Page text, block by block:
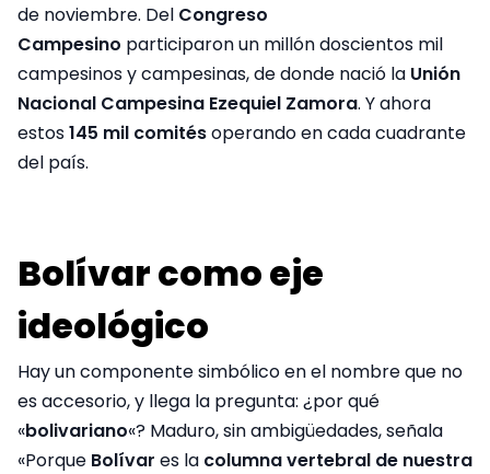
de noviembre. Del Congreso
Campesino participaron un millón doscientos mil
campesinos y campesinas, de donde nació la Unión
Nacional Campesina Ezequiel Zamora. Y ahora
estos145 mil comitésoperando en cada cuadrante
del país.
Bolívar como eje
ideológico
Hay un componente simbólico en el nombre que no
es accesorio, y llega la pregunta: ¿por qué
«bolivariano«? Maduro, sin ambigüedades, señala
«Porque Bolívar es la columna vertebral de nuestra